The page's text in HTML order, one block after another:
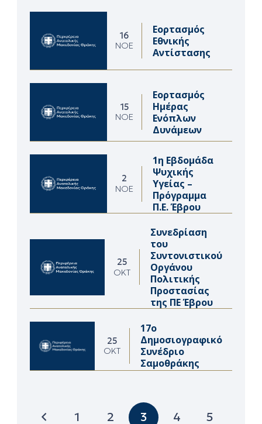
16
ΝΟΈ
Εορτασμός
Εθνικής
Αντίστασης
15
ΝΟΈ
Εορτασμός
Ημέρας
Ενόπλων
Δυνάμεων
2
ΝΟΈ
1η Εβδομάδα
Ψυχικής
Υγείας –
Πρόγραμμα
Π.Ε. Έβρου
25
ΟΚΤ
Συνεδρίαση
του
Συντονιστικού
Οργάνου
Πολιτικής
Προστασίας
της ΠΕ Έβρου
25
ΟΚΤ
17ο
Δημοσιογραφικό
Συνέδριο
Σαμοθράκης
1 2 3 4 5